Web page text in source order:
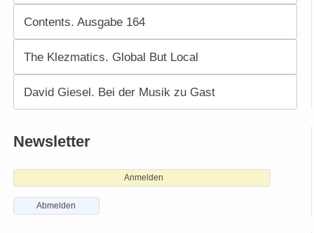
Contents. Ausgabe 164
The Klezmatics. Global But Local
David Giesel. Bei der Musik zu Gast
Newsletter
Anmelden
Abmelden